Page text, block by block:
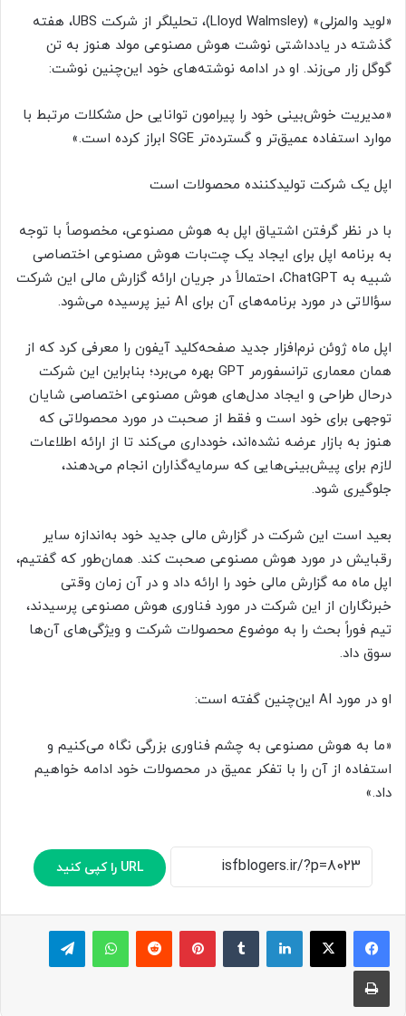
«لوید والمزلی» (Lloyd Walmsley)، تحلیلگر از شرکت UBS، هفته
گذشته در یادداشتی نوشت هوش مصنوعی مولد هنوز به تن
گوگل زار می‌زند. او در ادامه نوشته‌های خود این‌چنین نوشت:
«مدیریت خوش‌بینی خود را پیرامون توانایی حل مشکلات مرتبط با
موارد استفاده عمیق‌تر و گسترده‌تر SGE ابراز کرده است.»
اپل یک شرکت تولیدکننده محصولات است
با در نظر گرفتن اشتیاق اپل به هوش مصنوعی، مخصوصاً با توجه
به برنامه اپل برای ایجاد یک چت‌بات هوش مصنوعی اختصاصی
شبیه به ChatGPT، احتمالاً در جریان ارائه گزارش مالی این شرکت
سؤالاتی در مورد برنامه‌های آن برای AI نیز پرسیده می‌شود.
اپل ماه ژوئن نرم‌افزار جدید صفحه‌کلید آیفون را معرفی کرد که از
همان معماری ترانسفورمر GPT بهره می‌برد؛ بنابراین این شرکت
درحال طراحی و ایجاد مدل‌های هوش مصنوعی اختصاصی شایان
توجهی برای خود است و فقط از صحبت در مورد محصولاتی که
هنوز به بازار عرضه نشده‌اند، خودداری می‌کند تا از ارائه اطلاعات
لازم برای پیش‌بینی‌هایی که سرمایه‌گذاران انجام می‌دهند،
جلوگیری شود.
بعید است این شرکت در گزارش مالی جدید خود به‌اندازه سایر
رقبایش در مورد هوش مصنوعی صحبت کند. همان‌طور که گفتیم،
اپل ماه مه گزارش مالی خود را ارائه داد و در آن زمان وقتی
خبرنگاران از این شرکت در مورد فناوری هوش مصنوعی پرسیدند،
تیم فوراً بحث را به موضوع محصولات شرکت و ویژگی‌های آن‌ها
سوق داد.
او در مورد AI این‌چنین گفته است:
«ما به هوش مصنوعی به چشم فناوری بزرگی نگاه می‌کنیم و
استفاده از آن را با تفکر عمیق در محصولات خود ادامه خواهیم
داد.»
URL را کپی کنید
لینکدین پینترست ‫رددیت واتس آپ
چاپ